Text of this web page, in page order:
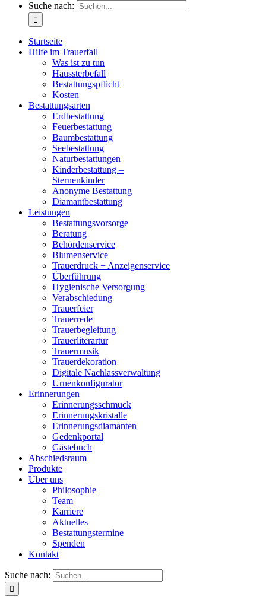
Suche nach:
Startseite
Hilfe im Trauerfall
Was ist zu tun
Haussterbefall
Bestattungspflicht
Kosten
Bestattungsarten
Erdbestattung
Feuerbestattung
Baumbestattung
Seebestattung
Naturbestattungen
Kinderbestattung –
Sternenkinder
Anonyme Bestattung
Diamantbestattung
Leistungen
Bestattungsvorsorge
Beratung
Behördenservice
Blumenservice
Trauerdruck + Anzeigenservice
Überführung
Hygienische Versorgung
Verabschiedung
Trauerfeier
Trauerrede
Trauerbegleitung
Trauerliterartur
Trauermusik
Trauerdekoration
Digitale Nachlassverwaltung
Urnenkonfigurator
Erinnerungen
Erinnerungsschmuck
Erinnerungskristalle
Erinnerungsdiamanten
Gedenkportal
Gästebuch
Abschiedsraum
Produkte
Über uns
Philosophie
Team
Karriere
Aktuelles
Bestattungstermine
Spenden
Kontakt
Suche nach: